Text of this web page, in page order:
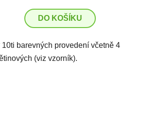
DO KOŠÍKU
barevných provedení včetně 4
(viz vzorník).